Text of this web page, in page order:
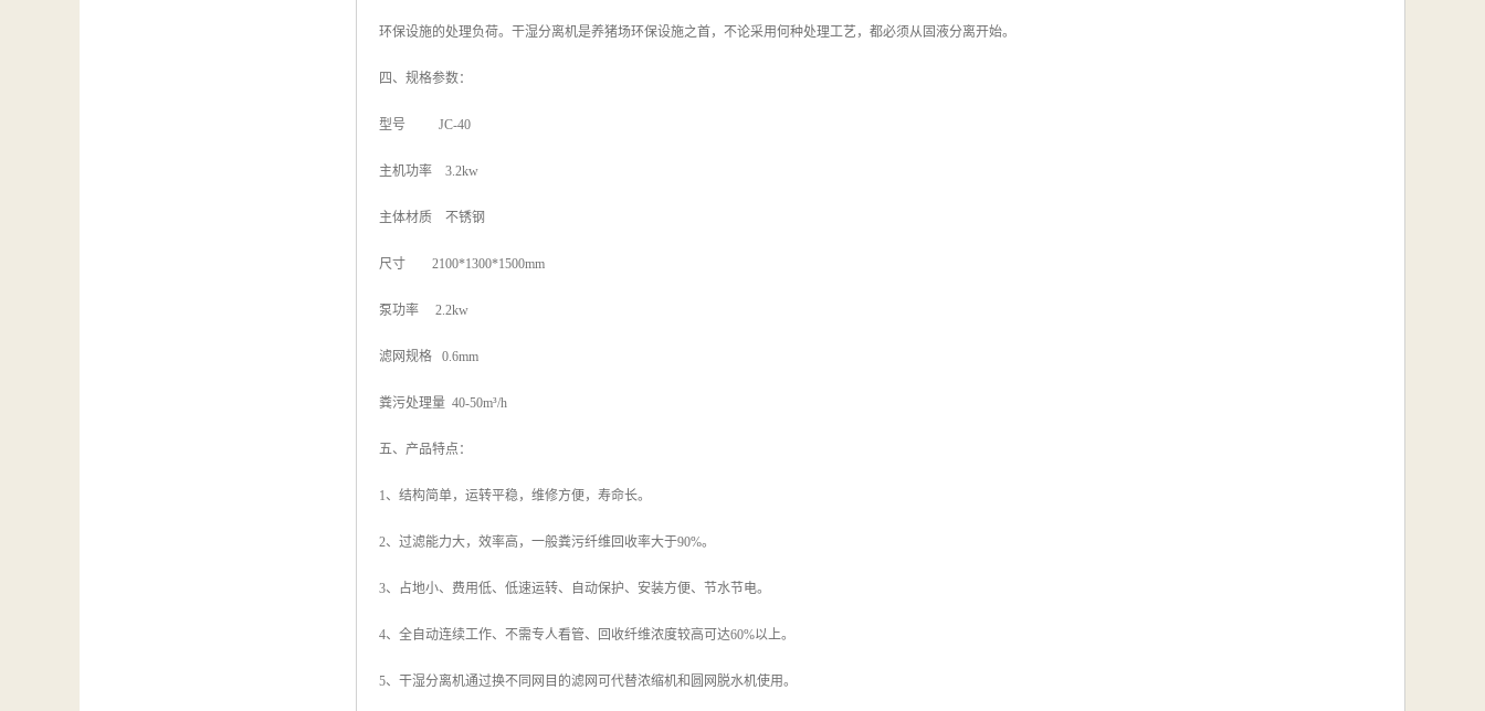
环保设施的处理负荷。干湿分离机是养猪场环保设施之首，不论采用何种处理工艺，都必须从固液分离开始。
四、规格参数：
型号 JC-40
主机功率 3.2kw
主体材质 不锈钢
尺寸 2100*1300*1500mm
泵功率 2.2kw
滤网规格 0.6mm
粪污处理量 40-50m³/h
五、产品特点：
1、结构简单，运转平稳，维修方便，寿命长。
2、过滤能力大，效率高，一般粪污纤维回收率大于90%。
3、占地小、费用低、低速运转、自动保护、安装方便、节水节电。
4、全自动连续工作、不需专人看管、回收纤维浓度较高可达60%以上。
5、干湿分离机通过换不同网目的滤网可代替浓缩机和圆网脱水机使用。